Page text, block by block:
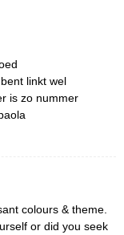
linkt wel
is zo nummer
colours & theme.
or did you seek